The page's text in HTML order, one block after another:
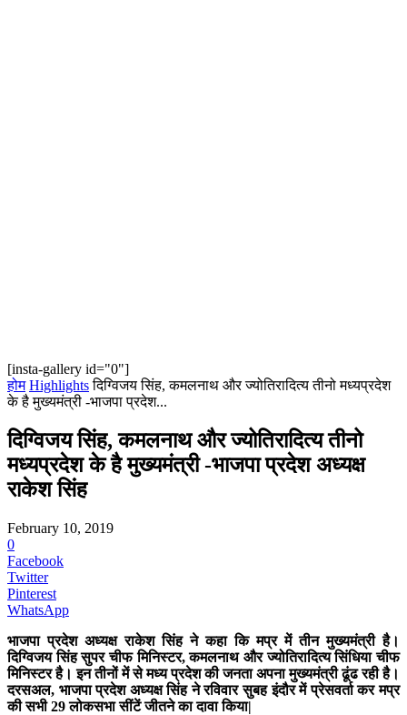
[insta-gallery id="0"]
होम Highlights दिग्विजय सिंह, कमलनाथ और ज्योतिरादित्य तीनो मध्यप्रदेश
के है मुख्यमंत्री -भाजपा प्रदेश...
दिग्विजय सिंह, कमलनाथ और ज्योतिरादित्य तीनो
मध्यप्रदेश के है मुख्यमंत्री -भाजपा प्रदेश अध्यक्ष
राकेश सिंह
February 10, 2019
0
Facebook
Twitter
Pinterest
WhatsApp
भाजपा प्रदेश अध्यक्ष राकेश सिंह ने कहा कि मप्र में तीन मुख्यमंत्री है।
दिग्विजय सिंह सुपर चीफ मिनिस्टर, कमलनाथ और ज्योतिरादित्य सिंधिया चीफ
मिनिस्टर है। इन तीनों में से मध्य प्रदेश की जनता अपना मुख्यमंत्री ढूंढ रही है।
दरसअल, भाजपा प्रदेश अध्यक्ष सिंह ने रविवार सुबह इंदौर में प्रेसवर्ता कर मप्र
की सभी 29 लोकसभा सींटें जीतने का दावा किया|